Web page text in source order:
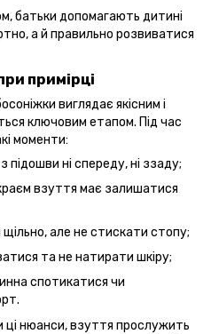
батьки допомагають дитині
а й правильно розвиватися
примірці
виглядає якісним і
ключовим етапом. Під час
моменти:
підошви ні спереду, ні ззаду;
взуття має залишатися
щільно, але не стискати стопу;
та не натирати шкіру;
спотикатися чи
ці нюанси, взуття прослужить